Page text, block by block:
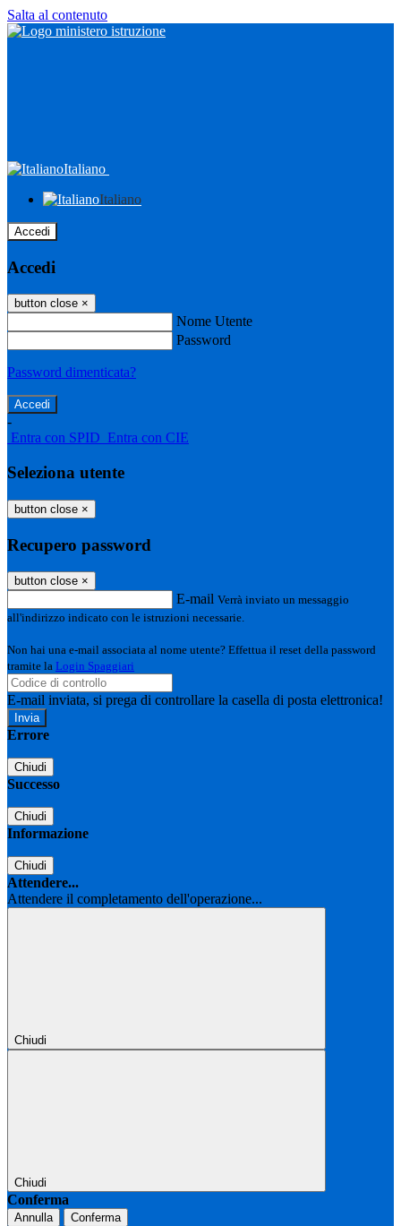
Salta al contenuto
Italiano
Italiano
Accedi
Accedi
button close ×
Nome Utente
Password
Password dimenticata?
-
Entra con SPID Entra con CIE
Seleziona utente
button close ×
Recupero password
button close ×
E-mail Verrà inviato un messaggio
all'indirizzo indicato con le istruzioni necessarie.
Non hai una e-mail associata al nome utente? Effettua il reset della password
tramite la Login Spaggiari
E-mail inviata, si prega di controllare la casella di posta elettronica!
Errore
Chiudi
Successo
Chiudi
Informazione
Chiudi
Attendere...
Attendere il completamento dell'operazione...
Chiudi
Chiudi
Conferma
Annulla Conferma